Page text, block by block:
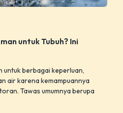
untuk Tubuh? Ini
untuk berbagai keperluan,
air karena kemampuannya
Tawas umumnya berupa